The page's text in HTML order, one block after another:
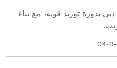
بدورة توريد قوية، مع بناء